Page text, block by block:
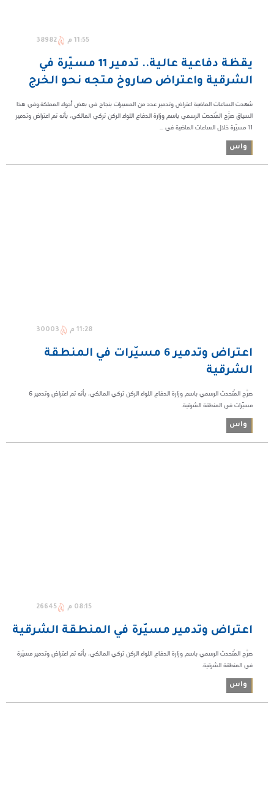
11:55 م 38982
يقظة دفاعية عالية.. تدمير 11 مسيّرة في
الشرقية واعتراض صاروخ متجه نحو الخرج
شهدت الساعات الماضية اعتراض وتدمير عدد من المسيرات بنجاح في بعض أجواء المملكة.وفي هذا
السياق صرَّح المُتحدث الرسمي باسم وزارة الدفاع اللواء الركن تركي المالكي، بأنه تم اعتراض وتدمير
11 مسيّرة خلال الساعات الماضية في ...
واس
11:28 م 30003
اعتراض وتدمير 6 مسيّرات في المنطقة
الشرقية
صرَّح المُتحدث الرسمي باسم وزارة الدفاع اللواء الركن تركي المالكي، بأنه تم اعتراض وتدمير 6
مسيّرات في المنطقة الشرقية.
واس
08:15 م 26645
اعتراض وتدمير مسيّرة في المنطقة الشرقية
صرَّح المُتحدث الرسمي باسم وزارة الدفاع اللواء الركن تركي المالكي، بأنه تم اعتراض وتدمير مسيّرة
في المنطقة الشرقية. ‏‏
واس